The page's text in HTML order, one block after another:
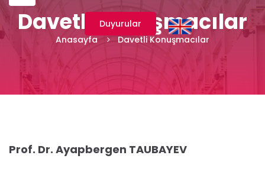
Duyurular
Davetli Konuşmacılar
Anasayfa Davetli Konuşmacılar
Prof. Dr. Ayapbergen TAUBAYEV